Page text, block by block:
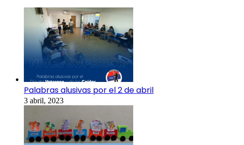
Palabras alusivas por el 2 de abril
3 abril, 2023